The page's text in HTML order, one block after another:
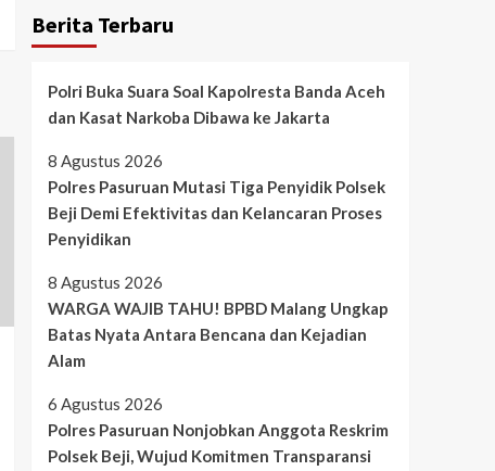
Berita Terbaru
Polri Buka Suara Soal Kapolresta Banda Aceh
dan Kasat Narkoba Dibawa ke Jakarta
8 Agustus 2026
Polres Pasuruan Mutasi Tiga Penyidik Polsek
Beji Demi Efektivitas dan Kelancaran Proses
Penyidikan
8 Agustus 2026
WARGA WAJIB TAHU! BPBD Malang Ungkap
Batas Nyata Antara Bencana dan Kejadian
Alam
6 Agustus 2026
Polres Pasuruan Nonjobkan Anggota Reskrim
Polsek Beji, Wujud Komitmen Transparansi